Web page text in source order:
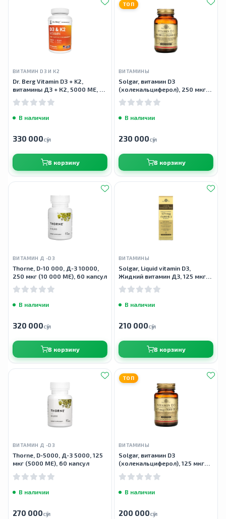
ВИТАМИН D3 И К2
Dr. Berg Vitamin D3 + K2,
витамины Д3 + К2, 5000 МЕ, 60
В наличии
330 000сӯм
В корзину
ТОП
ВИТАМИНЫ
Solgar, витамин D3
(холекальциферол), 250 мкг
В наличии
230 000сӯм
В корзину
ВИТАМИН Д -D3
Thorne, D-10 000, Д-3 10000,
250 мкг (10 000 МЕ), 60 капсул
В наличии
320 000сӯм
В корзину
ВИТАМИНЫ
Solgar, Liquid vitamin D3,
Жидкий витамин Д3, 125 мкг
(5000 МЕ), 59 мл
В наличии
210 000сӯм
В корзину
ВИТАМИН Д -D3
Thorne, D-5000, Д-3 5000, 125
мкг (5000 МЕ), 60 капсул
В наличии
270 000сӯм
ТОП
ВИТАМИНЫ
Solgar, витамин D3
(холекальциферол), 125 мкг
В наличии
200 000сӯм